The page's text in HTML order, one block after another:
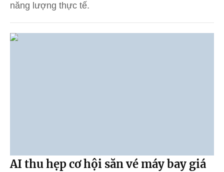
năng lượng thực tế.
AI thu hẹp cơ hội săn vé máy bay giá